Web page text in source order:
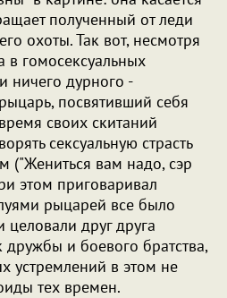
полученный от леди
охоты. Так вот, несмотря
в гомосексуальных
ничего дурного -
посвятивший себя
своих скитаний
сексуальную страсть
("Жениться вам надо, сэр
этом приговаривал
рыцарей все было
друг друга
дружбы и боевого братства,
устремлений в этом не
тех времен.